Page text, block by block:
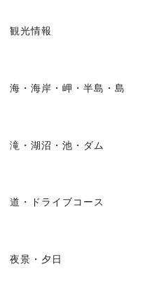
観光情報
海・海岸・岬・半島・島
滝・湖沼・池・ダム
道・ドライブコース
夜景・夕日